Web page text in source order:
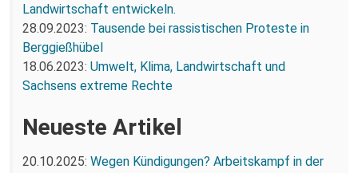
Landwirtschaft entwickeln.
28.09.2023: Tausende bei rassistischen Proteste in
Berggießhübel
18.06.2023: Umwelt, Klima, Landwirtschaft und
Sachsens extreme Rechte
Neueste Artikel
20.10.2025: Wegen Kündigungen? Arbeitskampf in der